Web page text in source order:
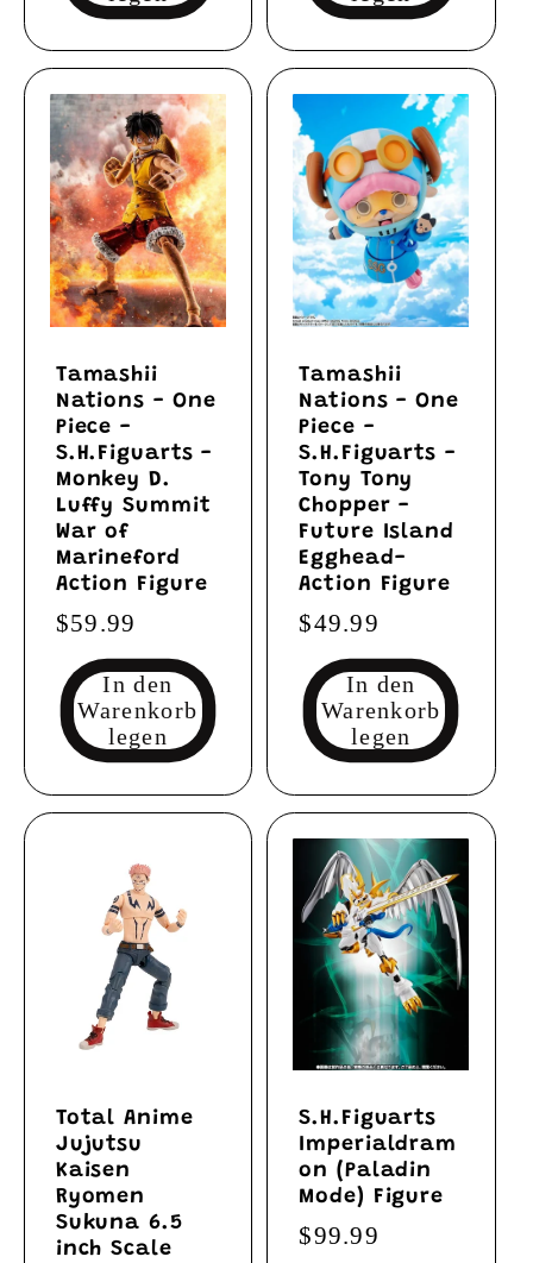
Tamashii
Nations - One
Piece -
S.H.Figuarts -
Monkey D.
Luffy Summit
War of
Marineford
Action Figure
Normaler
Preis
$59.99
In den
Warenkorb
legen
Tamashii
Nations - One
Piece -
S.H.Figuarts -
Tony Tony
Chopper -
Future Island
Egghead-
Action Figure
Normaler
Preis
$49.99
In den
Warenkorb
legen
Total Anime
Jujutsu
Kaisen
Ryomen
Sukuna 6.5
inch Scale
S.H.Figuarts
Imperialdram
on (Paladin
Mode) Figure
Normaler
$99.99